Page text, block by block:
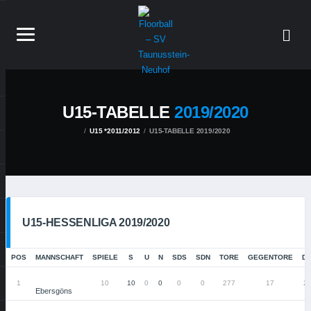
U15-TABELLE2019/2020
U15 *2011/2012 U15-TABELLE 2019/2020
U15-HESSENLIGA 2019/2020
POS MANNSCHAFT SPIELE S U N SDS SDN TORE GEGENTORE
1
Ebersgöns
10 10 0 0 0 0 277 17